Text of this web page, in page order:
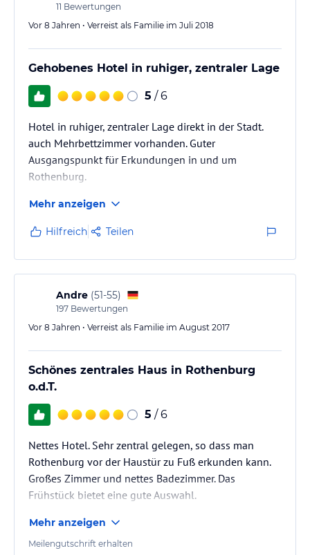
11 Bewertungen
Vor 8 Jahren • Verreist als Familie im Juli 2018
Gehobenes Hotel in ruhiger, zentraler Lage
5 / 6
Hotel in ruhiger, zentraler Lage direkt in der Stadt.
auch Mehrbettzimmer vorhanden. Guter
Ausgangspunkt für Erkundungen in und um
Rothenburg.
Mehr anzeigen
Hilfreich Teilen
Andre (51-55)
197 Bewertungen
Vor 8 Jahren • Verreist als Familie im August 2017
Schönes zentrales Haus in Rothenburg
o.d.T.
5 / 6
Nettes Hotel. Sehr zentral gelegen, so dass man
Rothenburg vor der Haustür zu Fuß erkunden kann.
Großes Zimmer und nettes Badezimmer. Das
Frühstück bietet eine gute Auswahl.
Mehr anzeigen
Meilengutschrift erhalten